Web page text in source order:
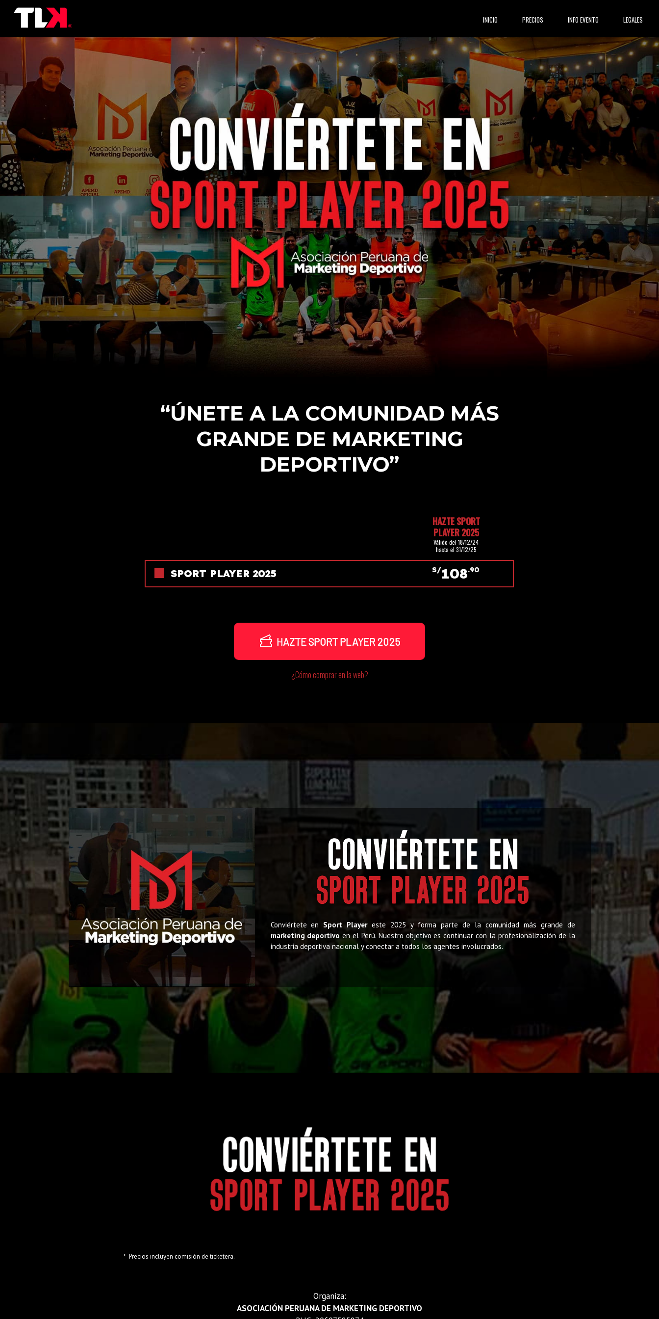
INICIO(current) PRECIOS INFO EVENTO LEGALES
“ÚNETE A LA COMUNIDAD MÁS
GRANDE DE MARKETING
DEPORTIVO”
HAZTE SPORT
PLAYER 2025
Válido del 18/12/24
hasta el 31/12/25
SPORT PLAYER 2025 S/108.90
HAZTE SPORT PLAYER 2025
¿Cómo comprar en la web?
Conviértete en Sport Playereste 2025 y forma parte de la comunidad más grande de
marketing deportivo en el Perú. Nuestro objetivo es continuar con la profesionalización de la
industria deportiva nacional y conectar a todos los agentes involucrados.
* Precios incluyen comisión de ticketera.
Organiza:
ASOCIACIÓN PERUANA DE MARKETING DEPORTIVO